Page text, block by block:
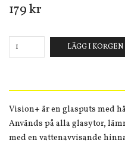
179 kr
LÄGG I KORGEN
Vision+ är en glasputs med
Används på alla glasytor,
med en vattenavvisande